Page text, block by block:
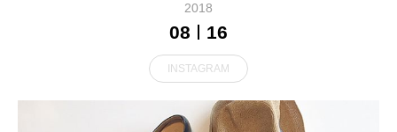
2018
08 16
INSTAGRAM